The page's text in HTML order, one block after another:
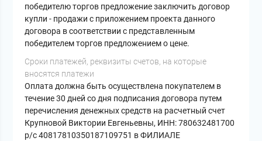
победителю торгов предложение заключить договор
купли - продажи с приложением проекта данного
договора в соответствии с представленным
победителем торгов предложением о цене.
Сроки платежей, реквизиты счетов, на которые
вносятся платежи
Оплата должна быть осуществлена покупателем в
течение 30 дней со дня подписания договора путем
перечисления денежных средств на расчетный счет
Крупновой Виктории Евгеньевны, ИНН: 780632481700
р/с 40817810350187109751 в ФИЛИАЛЕ